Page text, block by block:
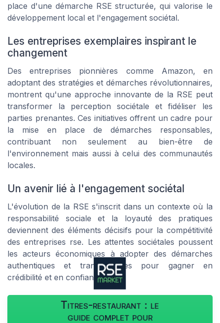
place d'une démarche RSE structurée, qui valorise le
développement local et l'engagement sociétal.
Les entreprises exemplaires inspirant le
changement
Des entreprises pionnières comme Amazon, en
adoptant des stratégies et démarches révolutionnaires,
montrent qu'une approche innovante de la RSE peut
transformer la perception sociétale et fidéliser les
parties prenantes. Ces initiatives offrent un cadre pour
la mise en place de démarches responsables,
contribuant non seulement au bien-être de
l'environnement mais aussi à celui des communautés
locales.
Un avenir lié à l'engagement sociétal
L'évolution de la RSE s'inscrit dans un contexte où la
responsabilité sociale et la loyauté des pratiques
deviennent des éléments décisifs pour la compétitivité
des entreprises rse. Les attentes sociétales poussent
les acteurs économiques à adopter des démarches
authentiques et transparentes pour gagner en
crédibilité et en confiance.
Titres-restaurant : le
guide complet pour